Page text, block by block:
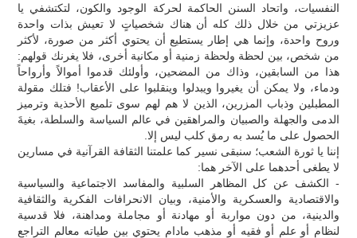
النفسيات، واتحاد السنن الحاكمة لحركة الوجود والكون، لتكتشفي يا
عزيزتي من خلال ذلك كله أن هناك شخصياتٍ لا تعيش بذات واحدة
وروح واحدة، وإنما هي إطار يستطيع أن يحتوي أكثر من صورة، لأكثر
من شخص، بين لحظة ولحظة زمنية أو مكانية أخرى، فلا يغرنك قولهم:
هذا من السابقين، وذاك من المضحين، وأولئك قدموا أموالاً وأرواحاً
ودماء، ولا يمكن أن يغيروا ويبدلوا وينقلبوا على الأعقاب! فتلك مقولة
المطبلين وذباب المزرين، الذين لا هم لهم سوى تلميع الأحذية وترميز
الدمى والجهلة والصبيان والمراهقين في عالم السياسة والسلطة، بغيةَ
الحصول على ما يُسد به رمق كلب ليس إلا.
إننا يا ثورة الشعب؛ سنبقى نسير كما علمتنا الثقافة القرآنية في مسارين
لا يطغى أحدهما على الآخر هما:
- الكشف عن كل المظاهر السلبية والمفاسد الاجتماعية والسياسية
والاقتصادية والعسكرية والأمنية، وبيان الانحرافات الفكرية والثقافية
والدينية، من دون مواربة أو مهادنة أو مجاملة ومداهنة، فلا قدسية
لنظام أو علم أو فقيه أو مذهب مادام يحتوي بين طياته معالم التراجع